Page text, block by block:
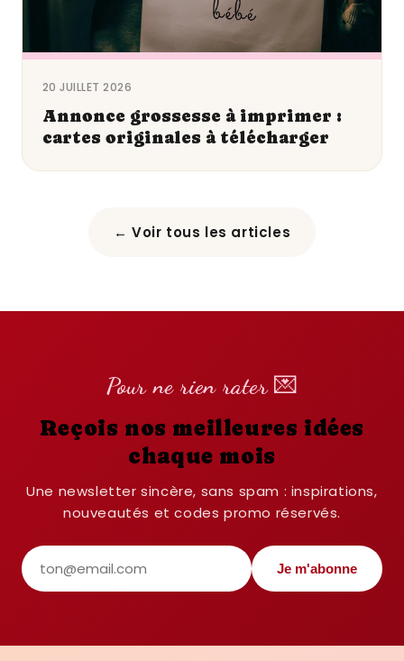
20 JUILLET 2026
Annonce grossesse à imprimer :
cartes originales à télécharger
← Voir tous les articles
Pour ne rien rater 💌
Reçois nos meilleures idées
chaque mois
Une newsletter sincère, sans spam : inspirations,
nouveautés et codes promo réservés.
Je m'abonne